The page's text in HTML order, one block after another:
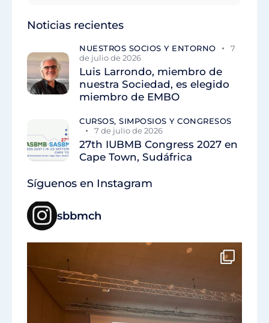
Noticias recientes
NUESTROS SOCIOS Y ENTORNO
7
de julio de 2026
Luis Larrondo, miembro de
nuestra Sociedad, es elegido
miembro de EMBO
CURSOS, SIMPOSIOS Y CONGRESOS
7 de julio de 2026
27th IUBMB Congress 2027 en
Cape Town, Sudáfrica
Síguenos en Instagram
sbbmch